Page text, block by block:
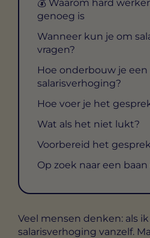
💰 Waarom hard
genoeg is
Wanneer kun je om
vragen?
Hoe onderbouw je een
salarisverhoging?
Hoe voer je het
Wat als het niet lukt?
Voorbereid het
Op zoek naar een
Veel mensen denken: als
salarisverhoging vanzelf.